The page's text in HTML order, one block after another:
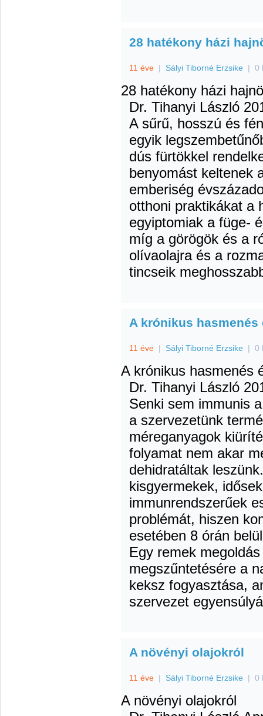
28 hatékony házi
11 éve | Sályi Tiborné Erzsike | 0
28 hatékony házi
Dr. Tihanyi László
A sűrű, hosszú és
egyik
dús fürtökkel
benyomást keltenek
emberiség
otthoni praktikákat a
egyiptomiak a füge-
míg a görögök és a
olívaolajra és a
tincseik
A krónikus
11 éve | Sályi Tiborné Erzsike | 0
A krónikus hasmenés
Dr. Tihanyi László
Senki sem immunis
a szervezetünk
méreganyagok
folyamat nem akar
dehidratáltak
kisgyermekek,
immunrendszerűek
problémát, hiszen
esetében 8 órán
Egy remek
megszűntetésére a
keksz fogyasztása,
szervezet
A növényi olajokról
11 éve | Sályi Tiborné Erzsike | 0
A növényi olajokról